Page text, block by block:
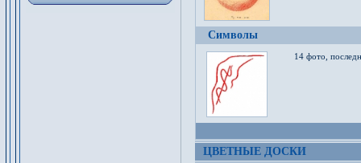
Символы
14 фото,
ЦВЕТНЫЕ ДОСКИ